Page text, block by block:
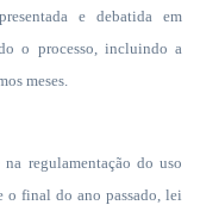
e debatida em
o processo, incluindo a
meses.
na regulamentação do uso
o final do ano passado, lei